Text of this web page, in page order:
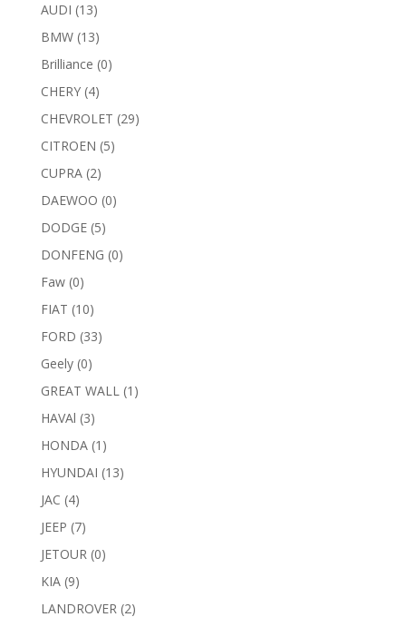
AUDI (13)
BMW (13)
Brilliance (0)
CHERY (4)
CHEVROLET (29)
CITROEN (5)
CUPRA (2)
DAEWOO (0)
DODGE (5)
DONFENG (0)
Faw (0)
FIAT (10)
FORD (33)
Geely (0)
GREAT WALL (1)
HAVAl (3)
HONDA (1)
HYUNDAI (13)
JAC (4)
JEEP (7)
JETOUR (0)
KIA (9)
LANDROVER (2)